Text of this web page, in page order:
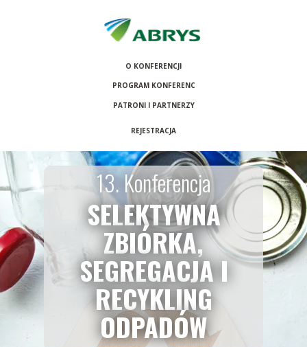
PATRONI I PARTNERZY
PROGRAM KONFERENCJI
O KONFERENCJI
REJESTRACJA
SELEKTYWNA
ZBIÓRKA,
SEGREGACJA I
RECYKLING
ODPADÓW
13. Konferencja